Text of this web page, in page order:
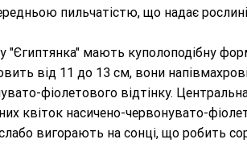
пильчатістю, що надає
"Єгиптянка" мають куполоподібну
від 11 до 13 см, вони
фіолетового відтінку.
квіток насичено-червонувато-
вигорають на сонці, що робить